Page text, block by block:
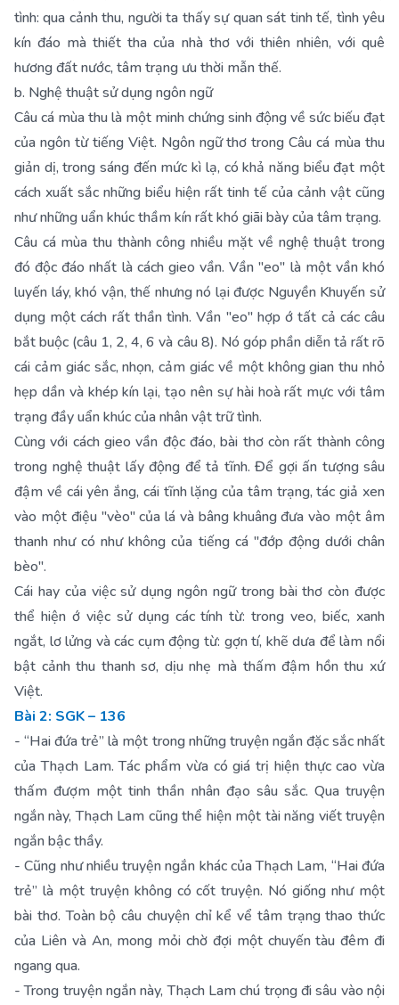
tình: qua cảnh thu, người ta thấy sự quan sát tinh tế, tình yêu
kín đáo mà thiết tha của nhà thơ với thiên nhiên, với quê
hương đất nước, tâm trạng ưu thời mẫn thế.
b. Nghệ thuật sử dụng ngôn ngữ
Câu cá mùa thu là một minh chứng sinh động về sức biếu đạt
của ngôn từ tiếng Việt. Ngôn ngữ thơ trong Câu cá mùa thu
giản dị, trong sáng đến mức kì lạ, có khả năng biểu đạt một
cách xuất sắc những biểu hiện rất tinh tế của cảnh vật cũng
như những uẩn khúc thầm kín rất khó giãi bày của tâm trạng.
Câu cá mùa thu thành công nhiều mặt về nghệ thuật trong
đó độc đáo nhất là cách gieo vần. Vần "eo" là một vần khó
luyến láy, khó vận, thế nhưng nó lại được Nguyền Khuyến sử
dụng một cách rất thần tình. Vần "eo" hợp ớ tất cả các câu
bắt buộc (câu 1, 2, 4, 6 và câu 8). Nó góp phần diễn tả rất rõ
cái cảm giác sắc, nhọn, cảm giác về một không gian thu nhỏ
hẹp dần và khép kín lại, tạo nên sự hài hoà rất mực với tâm
trạng đầy uẩn khúc của nhân vật trữ tình.
Cùng với cách gieo vần độc đáo, bài thơ còn rất thành công
trong nghệ thuật lấy động để tả tĩnh. Để gợi ấn tượng sâu
đậm về cái yên ắng, cái tĩnh lặng của tâm trạng, tác giả xen
vào một điệu "vèo" của lá và bâng khuâng đưa vào một âm
thanh như có như không của tiếng cá "đớp động dưới chân
bèo".
Cái hay của việc sử dụng ngôn ngữ trong bài thơ còn được
thể hiện ớ việc sử dụng các tính từ: trong veo, biếc, xanh
ngắt, lơ lửng và các cụm động từ: gợn tí, khẽ dưa để làm nổi
bật cảnh thu thanh sơ, dịu nhẹ mà thấm đậm hồn thu xứ
Việt.
Bài 2: SGK – 136
- “Hai đứa trẻ” là một trong những truyện ngắn đặc sắc nhất
của Thạch Lam. Tác phẩm vừa có giá trị hiện thực cao vừa
thấm đượm một tinh thần nhân đạo sâu sắc. Qua truyện
ngắn này, Thạch Lam cũng thể hiện một tài năng viết truyện
ngắn bậc thầy.
- Cũng như nhiều truyện ngắn khác của Thạch Lam, “Hai đứa
trẻ” là một truyện không có cốt truyện. Nó giống như một
bài thơ. Toàn bộ câu chuyện chỉ kể vể tâm trạng thao thức
của Liên và An, mong mỏi chờ đợi một chuyến tàu đêm đi
ngang qua.
- Trong truyện ngắn này, Thạch Lam chú trọng đi sâu vào nội